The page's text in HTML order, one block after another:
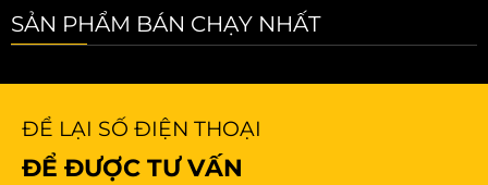
SẢN PHẨM BÁN CHẠY NHẤT
ĐỂ LẠI SỐ ĐIỆN THOẠI
ĐỂ ĐƯỢC TƯ VẤN